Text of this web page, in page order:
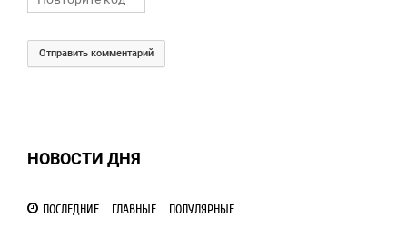
Отправить комментарий
НОВОСТИ ДНЯ
ПОСЛЕДНИЕ ГЛАВНЫЕ ПОПУЛЯРНЫЕ